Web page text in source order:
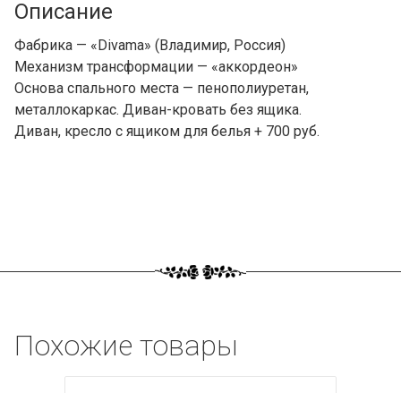
Описание
Фабрика — «Divama» (Владимир, Россия)
Механизм трансформации — «аккордеон»
Основа спального места — пенополиуретан,
металлокаркас. Диван-кровать без ящика.
Диван, кресло с ящиком для белья + 700 руб.
Похожие товары